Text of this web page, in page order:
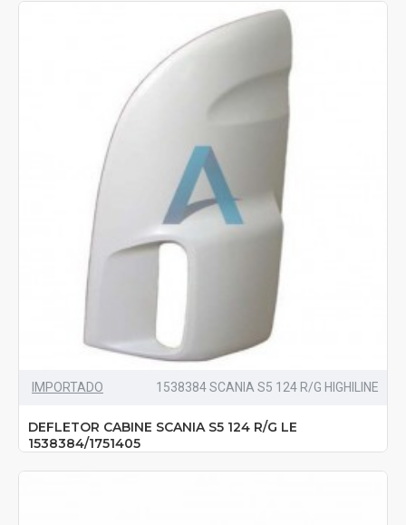
IMPORTADO 1538384 SCANIA S5 124 R/G HIGHILINE
DEFLETOR CABINE SCANIA S5 124 R/G LE
1538384/1751405